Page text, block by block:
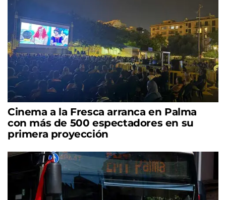
Cinema a la Fresca arranca en Palma
con más de 500 espectadores en su
primera proyección